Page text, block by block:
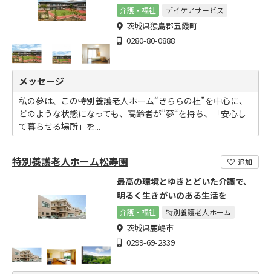
ステイです
介護・福祉 デイケアサービス
茨城県猿島郡五霞町
0280-80-0888
メッセージ
私の夢は、この特別養護老人ホーム“きららの杜”を中心に、
どのような状態になっても、高齢者が”夢“を持ち、「安心し
て暮らせる場所」を...
特別養護老人ホーム松寿園 追加
最高の環境とゆきとどいた介護で、
明るく生きがいのある生活を
介護・福祉 特別養護老人ホーム
茨城県鹿嶋市
0299-69-2339